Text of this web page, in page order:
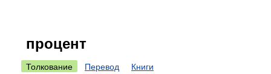
процент
Толкование Перевод Книги